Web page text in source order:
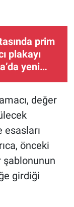
prim
plakayı
yeni
değer
önceki
şablonunun
girdiği